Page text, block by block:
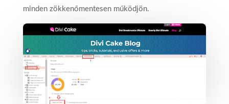
minden zökkenőmentesen működjön.